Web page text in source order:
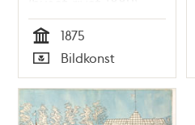
Tid
1875
Typ
Bildkonst